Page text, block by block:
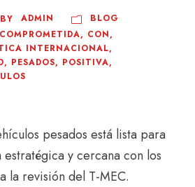
BY ADMIN
BLOG
COMPROMETIDA, CON,
INTERNACIONAL,
, PESADOS, POSITIVA,
pesados está lista para
y cercana con los
la revisión del T-MEC.